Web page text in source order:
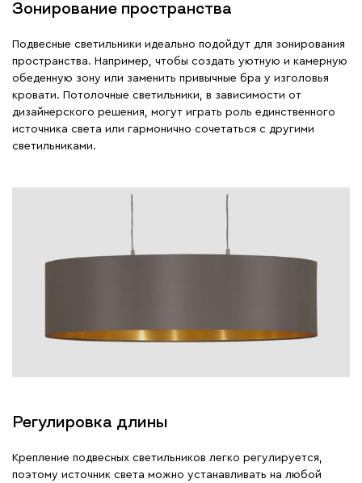
Зонирование пространства
Подвесные светильники идеально подойдут для зонирования
пространства. Например, чтобы создать уютную и камерную
обеденную зону или заменить привычные бра у изголовья
кровати. Потолочные светильники, в зависимости от
дизайнерского решения, могут играть роль единственного
источника света или гармонично сочетаться с другими
светильниками.
Регулировка длины
Крепление подвесных светильников легко регулируется,
поэтому источник света можно устанавливать на любой